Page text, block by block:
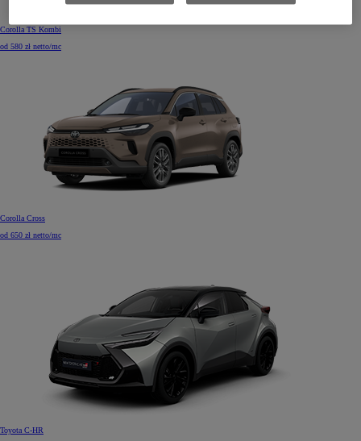
Corolla TS Kombi
od 580 zł netto/mc
Corolla Cross
od 650 zł netto/mc
Toyota C-HR